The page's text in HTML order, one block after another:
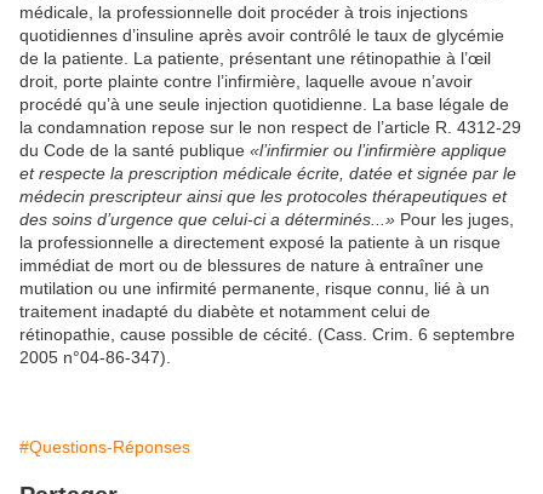
médicale, la professionnelle doit procéder à trois injections
quotidiennes d’insuline après avoir contrôlé le taux de glycémie
de la patiente. La patiente, présentant une rétinopathie à l’œil
droit, porte plainte contre l’infirmière, laquelle avoue n’avoir
procédé qu’à une seule injection quotidienne. La base légale de
la condamnation repose sur le non respect de l’article R. 4312-29
du Code de la santé publique «l’infirmier ou l’infirmière applique
et respecte la prescription médicale écrite, datée et signée par le
médecin prescripteur ainsi que les protocoles thérapeutiques et
des soins d’urgence que celui-ci a déterminés...» Pour les juges,
la professionnelle a directement exposé la patiente à un risque
immédiat de mort ou de blessures de nature à entraîner une
mutilation ou une infirmité permanente, risque connu, lié à un
traitement inadapté du diabète et notamment celui de
rétinopathie, cause possible de cécité. (Cass. Crim. 6 septembre
2005 n°04-86-347).
#Questions-Réponses